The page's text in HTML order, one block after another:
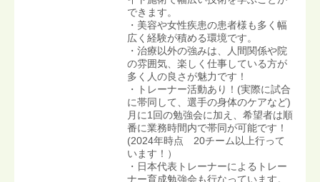
できます。
・美容や女性疾患の患者様も多く幅
広く経験が積める環境です。
・治療以外の強みは、人間関係や院
の雰囲気、楽しく仕事している方が
多く人の良さが魅力です！
・トレーナー活動あり！(実際に試合
に帯同して、選手の身体のケアなど)
月に1回の勉強会に加え、希望者は順
番に業務時間内で帯同が可能です！
(2024年時点 20チーム以上行って
います！）
・日本代表トレーナーによるトレー
ナー育成勉強会も行なっています。